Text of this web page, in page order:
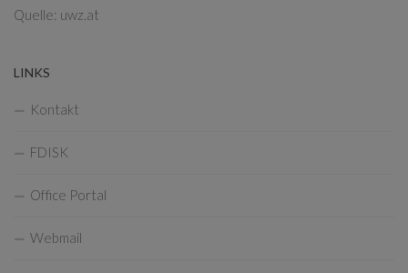
Quelle: uwz.at
LINKS
Kontakt
FDISK
Office Portal
Webmail